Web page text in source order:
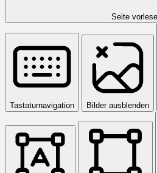
Seite
Tastaturnavigation Bilder ausblenden